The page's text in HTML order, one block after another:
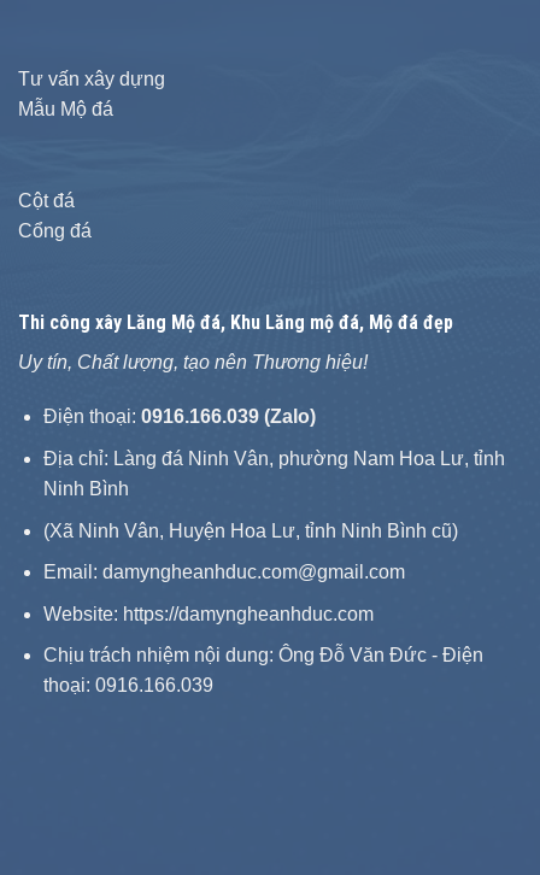
Tư vấn xây dựng
Mẫu Mộ đá
Cột đá
Cổng đá
Thi công xây Lăng Mộ đá, Khu Lăng mộ đá, Mộ đá đẹp
Uy tín, Chất lượng, tạo nên Thương hiệu!
Điện thoại: 0916.166.039 (Zalo)
Địa chỉ: Làng đá Ninh Vân, phường Nam Hoa Lư, tỉnh
Ninh Bình
(Xã Ninh Vân, Huyện Hoa Lư, tỉnh Ninh Bình cũ)
Email: damyngheanhduc.com@gmail.com
Website: https://damyngheanhduc.com
Chịu trách nhiệm nội dung: Ông Đỗ Văn Đức - Điện
thoại: 0916.166.039